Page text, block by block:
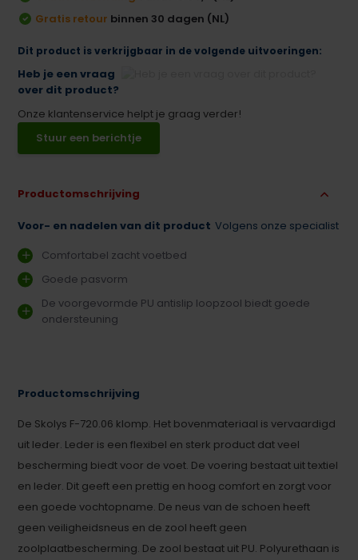
Gratis retour binnen 30 dagen (NL)
Dit product is verkrijgbaar in de volgende uitvoeringen:
Heb je een vraag
over dit product?
Onze klantenservice helpt je graag verder!
Stuur een berichtje
Productomschrijving
Voor- en nadelen van dit product Volgens onze specialist
Comfortabel zacht voetbed
Goede pasvorm
De voorgevormde PU antislip loopzool biedt goede
ondersteuning
Productomschrijving
De Skolys F-720.06 klomp. Het bovenmateriaal is vervaardigd
uit leder. Leder is een flexibel en sterk product dat veel
bescherming biedt voor de voet. De voering bestaat uit textiel
en leder. Dit geeft een prettig en hoog comfort en zorgt voor
een goede vochtopname. De neus van de schoen heeft
geen veiligheidsneus en de zool heeft geen
zoolplaatbescherming. De zool bestaat uit PU. Polyurethaan is